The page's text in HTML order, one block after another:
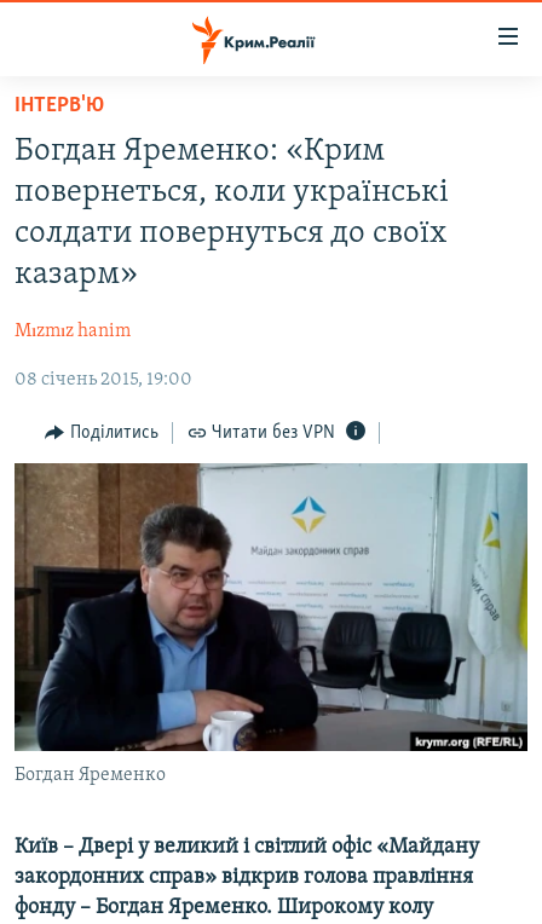
Перейти
основного
матеріалу
Перейти
до
основної
Перейти
до
ВОДА.КРИМ
ВІДЕО ТА ФОТО
ІНТЕРВ'Ю
ВСЕ ЗА ДЕНЬ
СПЕЦПРОЕКТИ
ДЕПОРТАЦІЯ
ВІДЕОУРОКИ «ELIFBE»
СВІДЧЕННЯ ОКУПАЦІЇ
УКРАЇНСЬКА ПРОБЛЕМА КРИМУ
ІНФОГРАФІКА
ЯК ОБІЙТИ БЛОКУВАННЯ
Русский
Qırımtatar
ДОЛУЧАЙСЯ!
ІНТЕРВ'Ю
Богдан Яременко: «Крим
повернеться, коли українські
солдати повернуться до своїх
казарм»
Mızmız hanim
08 січень 2015, 19:00
Поділитись Читати без VPN
Богдан Яременко
Київ – Двері у великий і світлий офіс «Майдану
закордонних справ» відкрив голова правління
фонду – Богдан Яременко. Широкому колу